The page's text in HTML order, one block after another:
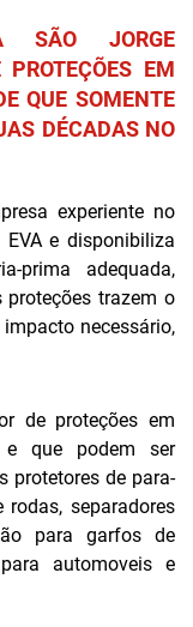
SÃO JORGE
EM
QUE SOMENTE
DÉCADAS NO
experiente no
e disponibiliza
prima adequada,
proteções trazem o
necessário,
de proteções em
e que podem ser
protetores de para-
separadores
para garfos de
automoveis e